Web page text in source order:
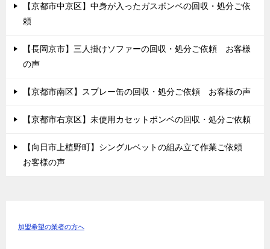
【京都市中京区】中身が入ったガスボンベの回収・処分ご依
頼
【長岡京市】三人掛けソファーの回収・処分ご依頼 お客様
の声
【京都市南区】スプレー缶の回収・処分ご依頼 お客様の声
【京都市右京区】未使用カセットボンベの回収・処分ご依頼
【向日市上植野町】シングルベットの組み立て作業ご依頼
お客様の声
加盟希望の業者の方へ